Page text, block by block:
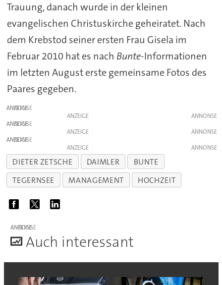
Trauung, danach wurde in der kleinen
evangelischen Christuskirche geheiratet. Nach
dem Krebstod seiner ersten Frau Gisela im
Februar 2010 hat es nach Bunte-Informationen
im letzten August erste gemeinsame Fotos des
Paares gegeben.
ANZEIGE
ANZEIGE
ANZEIGE
ANZEIGE
ANZEIGE
ANZEIGE
DIETER ZETSCHE DAIMLER
BUNTE
TEGERNSEE
MANAGEMENT HOCHZEIT
ANZEIGE
Auch interessant